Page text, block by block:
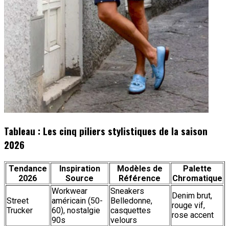
Tableau : Les cinq piliers stylistiques de la saison
2026
Tendance
2026
Inspiration
Source
Modèles de
Référence
Palette
Chromatique
Street
Trucker
Workwear
américain (50-
60), nostalgie
90s
Sneakers
Belledonne,
casquettes
velours
Denim brut,
rouge vif,
rose accent